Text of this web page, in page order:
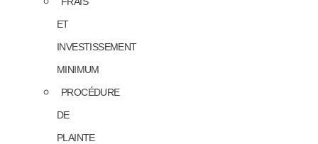
ET
INVESTISSEMENT
MINIMUM
PROCÉDURE
DE
PLAINTE